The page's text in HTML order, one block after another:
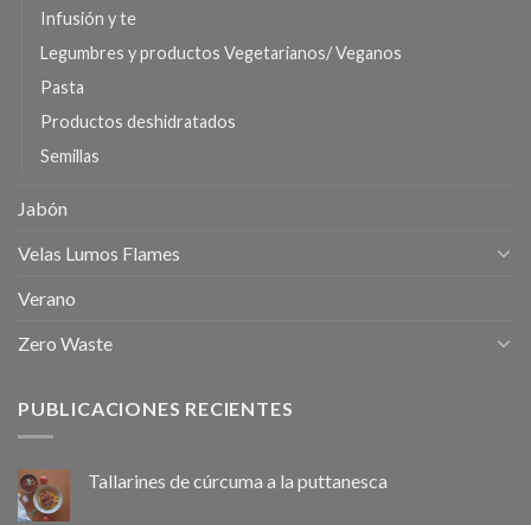
Infusión y te
Legumbres y productos Vegetarianos/ Veganos
Pasta
Productos deshidratados
Semillas
Jabón
Velas Lumos Flames
Verano
Zero Waste
PUBLICACIONES RECIENTES
Tallarines de cúrcuma a la puttanesca